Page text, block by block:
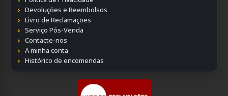
Devoluções e Reembolsos
Livro de Reclamações
Serviço Pós-Venda
Contacte-nos
A minha conta
Histórico de encomendas